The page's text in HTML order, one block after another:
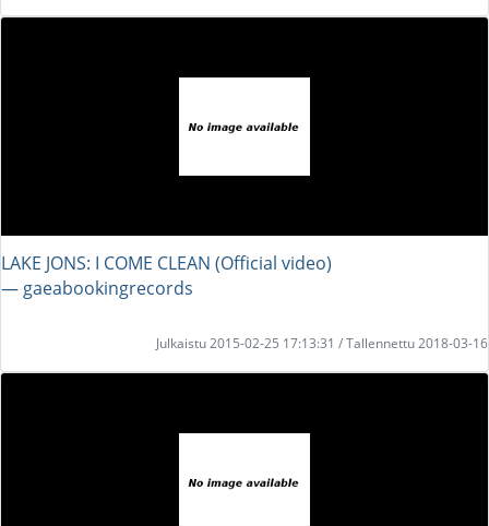
LAKE JONS: I COME CLEAN (Official video)
― gaeabookingrecords
Julkaistu 2015-02-25 17:13:31 / Tallennettu 2018-03-16